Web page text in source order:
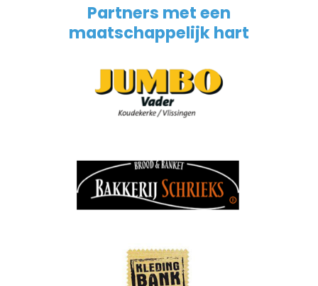
Partners met een
maatschappelijk hart